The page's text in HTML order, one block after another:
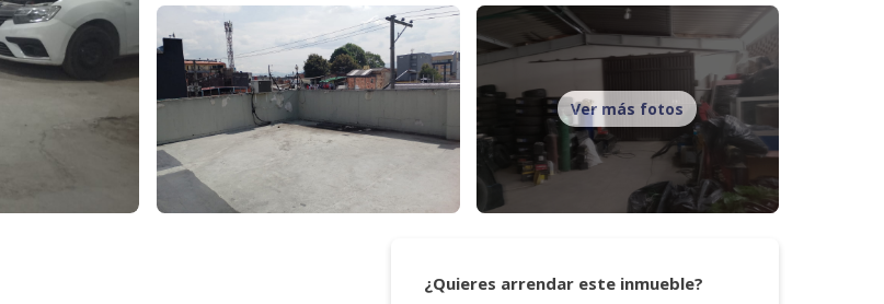
Ver más fotos
¿Quieres arrendar este inmueble?